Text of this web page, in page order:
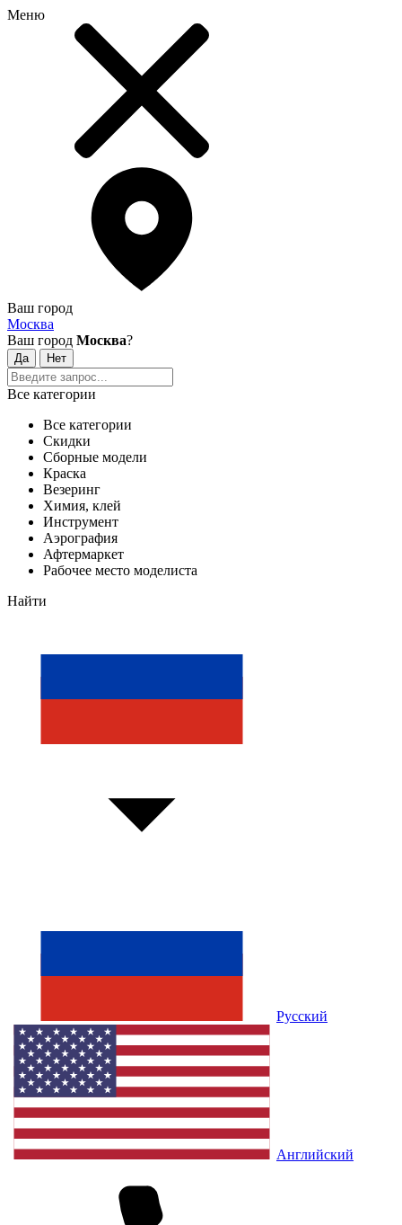
Меню
Ваш город
Москва
Ваш город Москва?
Все категории
Все категории
Скидки
Сборные модели
Краска
Везеринг
Химия, клей
Инструмент
Аэрография
Афтермаркет
Рабочее место моделиста
Найти
Русский
Английский